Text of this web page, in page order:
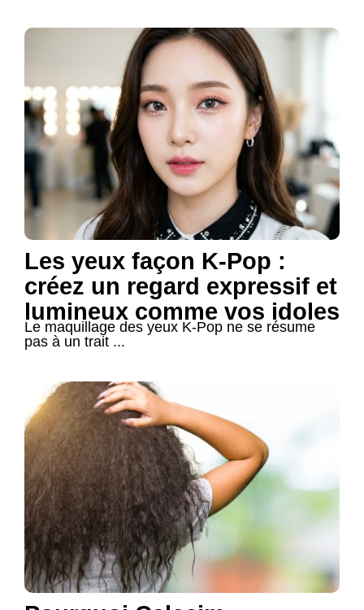
Les yeux façon K-Pop :
créez un regard expressif et
lumineux comme vos idoles
Le maquillage des yeux K-Pop ne se résume
pas à un trait ...